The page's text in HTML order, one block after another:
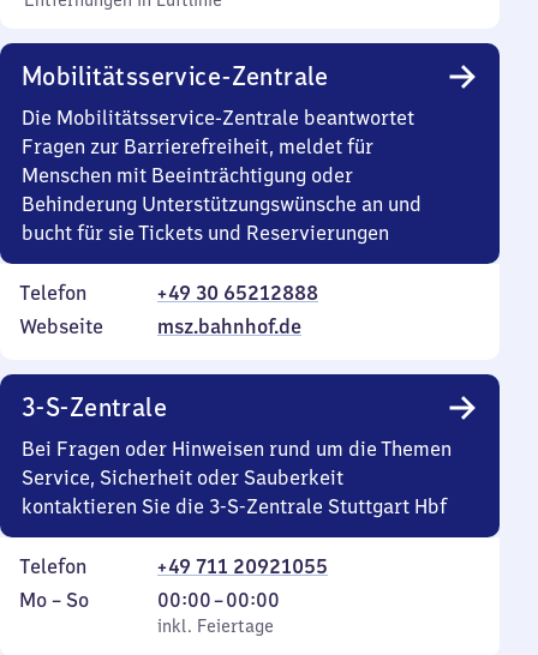
Mobilitätsservice-Zentrale
Die Mobilitätsservice-Zentrale beantwortet
Fragen zur Barrierefreiheit, meldet für
Menschen mit Beeinträchtigung oder
Behinderung Unterstützungswünsche an und
bucht für sie Tickets und Reservierungen
Telefon
+49 30 65212888
Webseite
msz.bahnhof.de
3-S-Zentrale
Bei Fragen oder Hinweisen rund um die Themen
Service, Sicherheit oder Sauberkeit
kontaktieren Sie die 3-S-Zentrale Stuttgart Hbf
Telefon
+49 711 20921055
Montag
Mo – So,
inkl. Feiertage
00:00–00:00
Von
0
inkl. Feiertage